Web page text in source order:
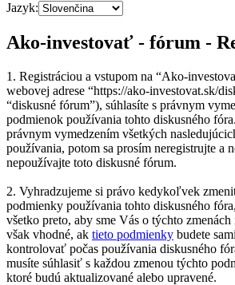
Jazyk:
Ako-investovať - fórum -
1. Registráciou a vstupom na “Ako-
webovej adrese “https://ako-investovat.sk/
“diskusné fórum”), súhlasíte s právnym
podmienok používania tohto diskusného
právnym vymedzením všetkých
používania, potom sa prosím neregistrujte a
nepoužívajte toto diskusné fórum.
2. Vyhradzujeme si právo kedykoľvek
podmienky používania tohto diskusného
všetko preto, aby sme Vás o týchto
však vhodné, ak tieto podmienky budete
kontrolovať počas používania diskusného
musíte súhlasiť s každou zmenou týchto
ktoré budú aktualizované alebo upravené.